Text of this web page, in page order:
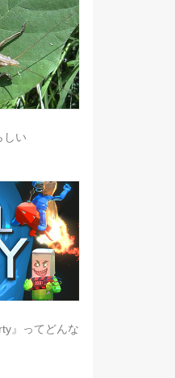
しい
』ってどんな